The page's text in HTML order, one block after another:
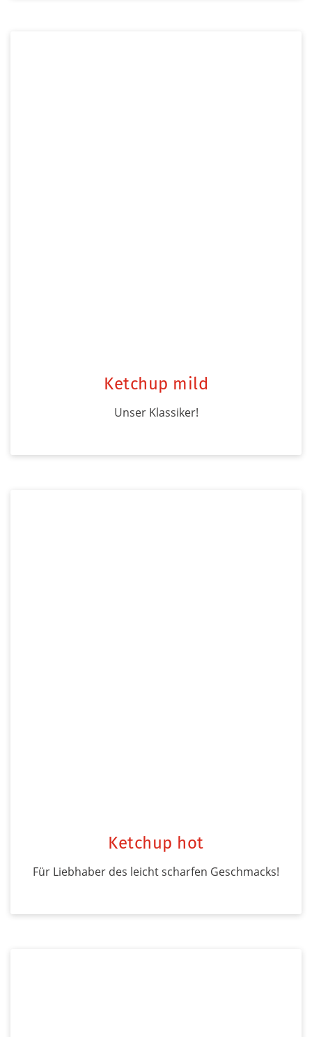
Ketchup mild
Unser Klassiker!
Ketchup hot
Für Liebhaber des leicht scharfen Geschmacks!